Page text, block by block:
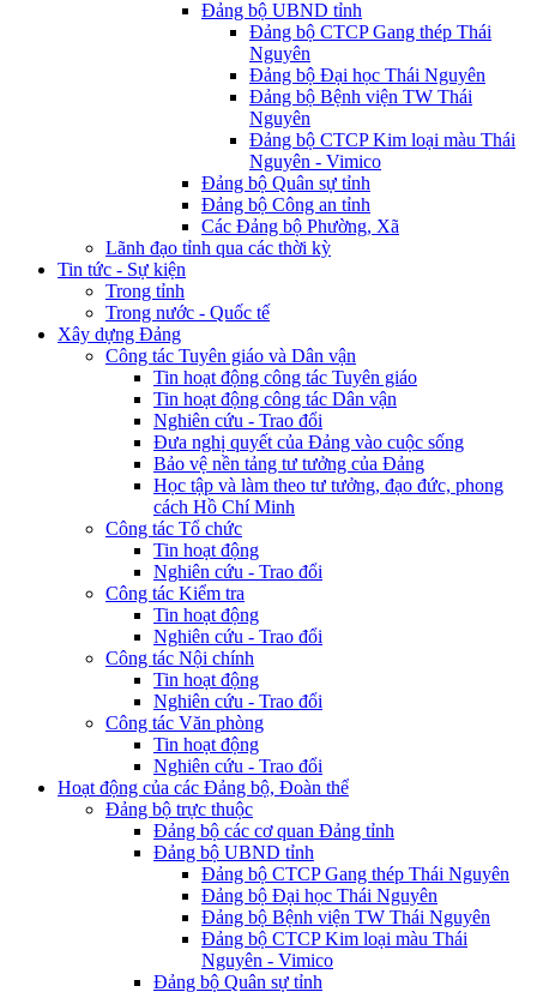
Đảng bộ UBND tỉnh
Đảng bộ CTCP Gang thép Thái
Nguyên
Đảng bộ Đại học Thái Nguyên
Đảng bộ Bệnh viện TW Thái
Nguyên
Đảng bộ CTCP Kim loại màu Thái
Nguyên - Vimico
Đảng bộ Quân sự tỉnh
Đảng bộ Công an tỉnh
Các Đảng bộ Phường, Xã
Lãnh đạo tỉnh qua các thời kỳ
Tin tức - Sự kiện
Trong tỉnh
Trong nước - Quốc tế
Xây dựng Đảng
Công tác Tuyên giáo và Dân vận
Tin hoạt động công tác Tuyên giáo
Tin hoạt động công tác Dân vận
Nghiên cứu - Trao đổi
Đưa nghị quyết của Đảng vào cuộc sống
Bảo vệ nền tảng tư tưởng của Đảng
Học tập và làm theo tư tưởng, đạo đức, phong
cách Hồ Chí Minh
Công tác Tổ chức
Tin hoạt động
Nghiên cứu - Trao đổi
Công tác Kiểm tra
Tin hoạt động
Nghiên cứu - Trao đổi
Công tác Nội chính
Tin hoạt động
Nghiên cứu - Trao đổi
Công tác Văn phòng
Tin hoạt động
Nghiên cứu - Trao đổi
Hoạt động của các Đảng bộ, Đoàn thể
Đảng bộ trực thuộc
Đảng bộ các cơ quan Đảng tỉnh
Đảng bộ UBND tỉnh
Đảng bộ CTCP Gang thép Thái Nguyên
Đảng bộ Đại học Thái Nguyên
Đảng bộ Bệnh viện TW Thái Nguyên
Đảng bộ CTCP Kim loại màu Thái
Nguyên - Vimico
Đảng bộ Quân sự tỉnh